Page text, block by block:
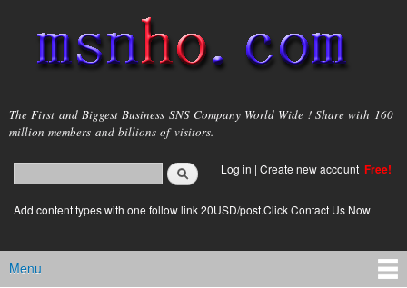
main
content
msnho.com
The First and Biggest Business SNS Company World Wide ! Share with 160
million members and billions of visitors.
Search form
login link
Log in | Create new account Free!
Add content types with one follow link 20USD/post.Click Contact Us Now
Main menu
Menu